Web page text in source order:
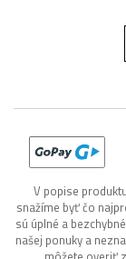
V popise
snažíme byť čo
sú úplné a
našej ponuky a